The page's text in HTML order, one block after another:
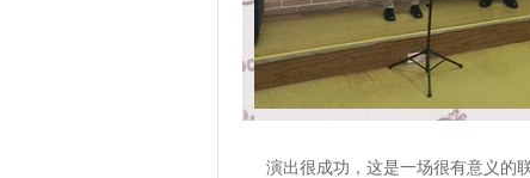
演出很成功，这是一场很有意义的